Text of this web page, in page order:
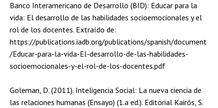
Banco Interamericano de Desarrollo (BID): Educar para la
vida: El desarrollo de las habilidades socioemocionales y el
rol de los docentes. Extraído de:
https://publications.iadb.org/publications/spanish/document
/Educar-para-la-vida-El-desarrollo-de-las-habilidades-
socioemocionales-y-el-rol-de-los-docentes.pdf
Goleman, D. (2011). Inteligencia Social: La nueva ciencia de
las relaciones humanas (Ensayo) (1.a ed.). Editorial Kairós, S.